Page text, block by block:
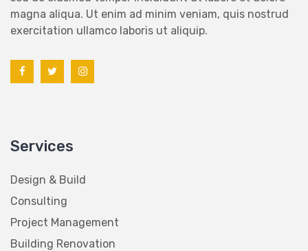
magna aliqua. Ut enim ad minim veniam, quis nostrud
exercitation ullamco laboris ut aliquip.
Services
Design & Build
Consulting
Project Management
Building Renovation